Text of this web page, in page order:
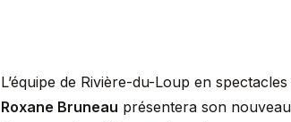
L’équipe de Rivière-du-Loup en
Roxane Bruneau présentera son